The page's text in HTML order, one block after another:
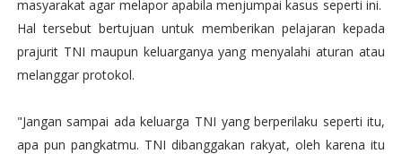
masyarakat agar melapor apabila menjumpai kasus seperti ini.
Hal tersebut bertujuan untuk memberikan pelajaran kepada
prajurit TNI maupun keluarganya yang menyalahi aturan atau
melanggar protokol.
"Jangan sampai ada keluarga TNI yang berperilaku seperti itu,
apa pun pangkatmu. TNI dibanggakan rakyat, oleh karena itu